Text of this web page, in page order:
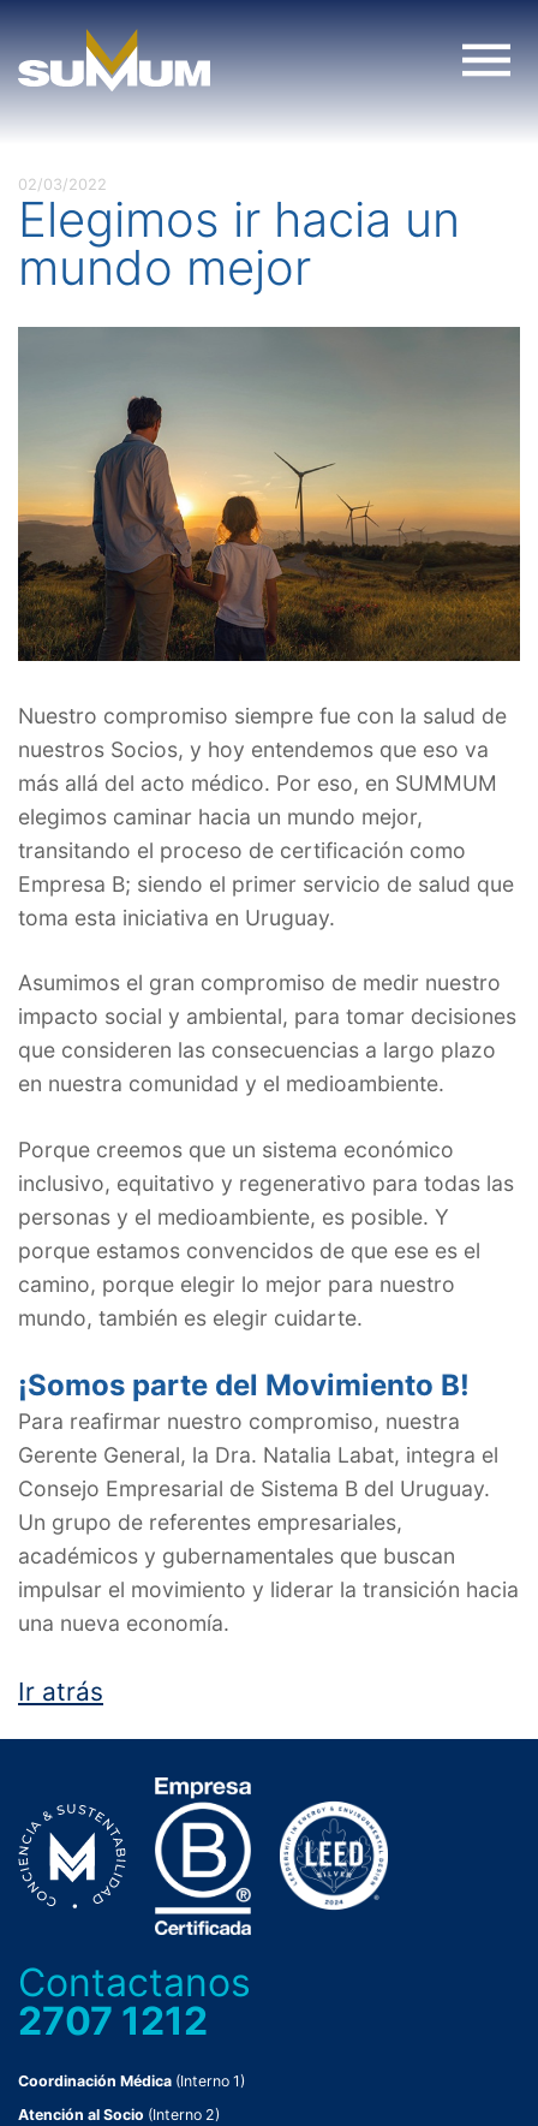
content
02/03/2022
Elegimos ir hacia un
mundo mejor
Nuestro compromiso siempre fue con la salud de
nuestros Socios, y hoy entendemos que eso va
más allá del acto médico. Por eso, en SUMMUM
elegimos caminar hacia un mundo mejor,
transitando el proceso de certificación como
Empresa B; siendo el primer servicio de salud que
toma esta iniciativa en Uruguay.
Asumimos el gran compromiso de medir nuestro
impacto social y ambiental, para tomar decisiones
que consideren las consecuencias a largo plazo
en nuestra comunidad y el medioambiente.
Porque creemos que un sistema económico
inclusivo, equitativo y regenerativo para todas las
personas y el medioambiente, es posible. Y
porque estamos convencidos de que ese es el
camino, porque elegir lo mejor para nuestro
mundo, también es elegir cuidarte.
¡Somos parte del Movimiento B!
Para reafirmar nuestro compromiso, nuestra
Gerente General, la Dra. Natalia Labat, integra el
Consejo Empresarial de Sistema B del Uruguay.
Un grupo de referentes empresariales,
académicos y gubernamentales que buscan
impulsar el movimiento y liderar la transición hacia
una nueva economía.
Ir atrás
Contactanos
2707 1212
Coordinación Médica (Interno 1)
Atención al Socio (Interno 2)